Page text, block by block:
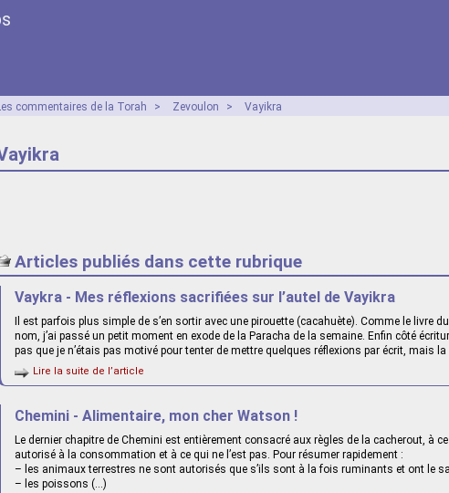
commentaires de la Torah > Zevoulon > Vayikra
Articles publiés dans cette rubrique
Vaykra - Mes réflexions sacrifiées sur l’autel de Vayikra
Il est parfois plus simple de s’en sortir avec une pirouette (cacahuète). Comme le livre
nom, j’ai passé un petit moment en exode de la Paracha de la semaine. Enfin côté
pas que je n’étais pas motivé pour tenter de mettre quelques réflexions par écrit, mais
Lire la suite de l’article
Chemini - Alimentaire, mon cher Watson !
Le dernier chapitre de Chemini est entièrement consacré aux règles de la cacherout, à
autorisé à la consommation et à ce qui ne l’est pas. Pour résumer rapidement :
– les animaux terrestres ne sont autorisés que s’ils sont à la fois ruminants et ont le
– les poissons (…)